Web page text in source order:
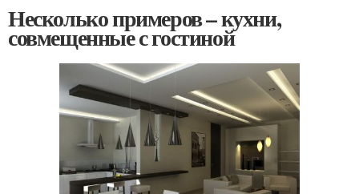
Несколько примеров – кухни,
совмещенные с гостиной